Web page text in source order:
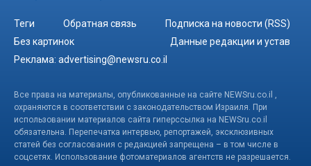
Теги Обратная связь
Подписка на новости (RSS)
Без картинок
Данные редакции и устав
Реклама: advertising@newsru.co.il
Все права на материалы, опубликованные на сайте NEWSru.co.il ,
охраняются в соответствии с законодательством Израиля. При
использовании материалов сайта гиперссылка на NEWSru.co.il
обязательна. Перепечатка интервью, репортажей, эксклюзивных
статей без согласования с редакцией запрещена – в том числе в
соцсетях. Использование фотоматериалов агентств не разрешается.